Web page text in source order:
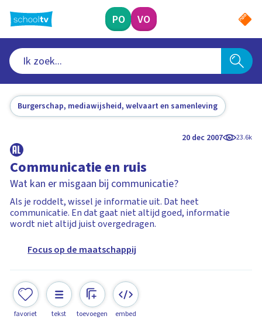
naar
hoofdinhoud
PO VO
Burgerschap, mediawijsheid, welvaart en samenleving
20 dec 2007 23.6k
Communicatie en ruis
Wat kan er misgaan bij communicatie?
Als je roddelt, wissel je informatie uit. Dat heet
communicatie. En dat gaat niet altijd goed, informatie
wordt niet altijd juist overgedragen.
Focus op de maatschappij
favoriet tekst toevoegen embed